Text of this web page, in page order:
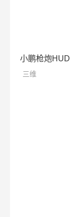
小鹏枪炮HUD
三维